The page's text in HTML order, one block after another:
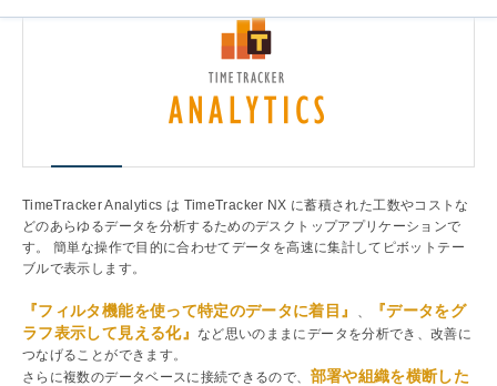
TimeTracker Analytics は TimeTracker NX に蓄積された工数やコストな
どのあらゆるデータを分析するためのデスクトップアプリケーションで
す。 簡単な操作で目的に合わせてデータを高速に集計してピボットテー
ブルで表示します。
『フィルタ機能を使って特定のデータに着目』 、
『データをグ
ラフ表示して見える化』
など思いのままにデータを分析でき、改善に
つなげることができます。
さらに複数のデータベースに接続できるので、 部署や組織を横断した